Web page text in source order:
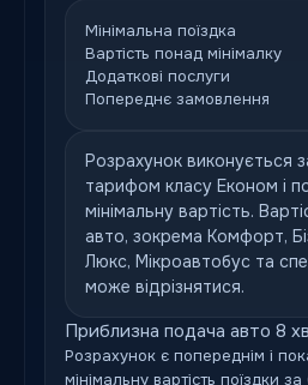
Мінімальна поїздка
Вартість понад мінімалку
Додаткові послуги
Попереднє замовлення
Розрахунок виконується
тарифом класу Економ і
мінімальну вартість.
авто, зокрема Комфорт,
Люкс, Мікроавтобус та
може відрізнятися.
Приблизна подача авто 8
Розрахунок є попереднім і
мінімальну вартість поїздки